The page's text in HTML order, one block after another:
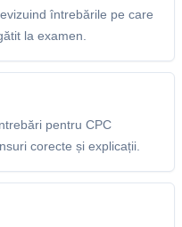
întrebările pe care
la examen.
pentru CPC
corecte și explicații.